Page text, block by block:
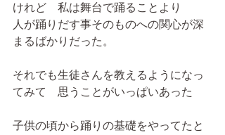
けれど　私は舞台で踊ることより
人が踊りだす事そのものへの関心が深
まるばかりだった。
それでも生徒さんを教えるようになっ
てみて　思うことがいっぱいあった
子供の頃から踊りの基礎をやってたと